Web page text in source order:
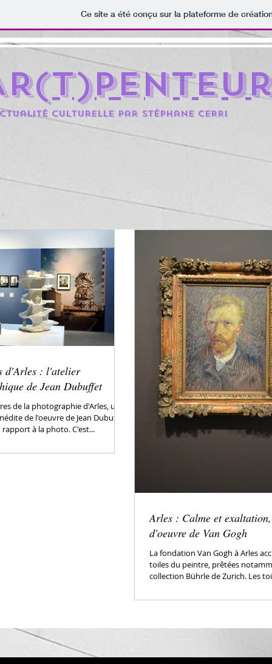
Ce site a été conçu sur la plateforme de
culturelle par Stéphane CERRi
d'Arles : l'atelier
de Jean Dubuffet
de la photographie d'Arles, une
de l'oeuvre de Jean Dubuffet
à la photo. C'est...
Arles : Calme et
d'oeuvre de Van Gogh
La fondation Van Gogh à Arles
toiles du peintre, prêtées
collection Bührle de Zurich. Les